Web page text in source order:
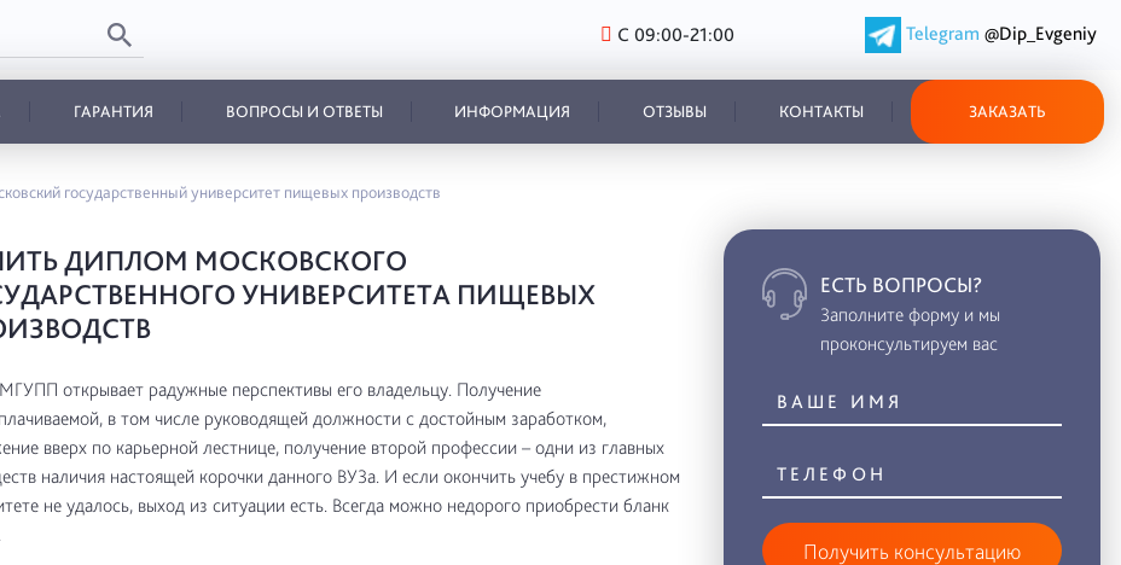
С 09:00-21:00 Telegram @Dip_Evgeniy
ГАРАНТИЯ ВОПРОСЫ И ОТВЕТЫ ИНФОРМАЦИЯ ОТЗЫВЫ КОНТАКТЫ ЗАКАЗАТЬ
государственный университет пищевых производств
ДИПЛОМ МОСКОВСКОГО
УНИВЕРСИТЕТА ПИЩЕВЫХ
открывает радужные перспективы его владельцу. Получение
в том числе руководящей должности с достойным заработком,
вверх по карьерной лестнице, получение второй профессии – одни из главных
наличия настоящей корочки данного ВУЗа. И если окончить учебу в престижном
не удалось, выход из ситуации есть. Всегда можно недорого приобрести бланк
ЕСТЬ ВОПРОСЫ?
Заполните форму и мы
проконсультируем вас
Получить консультацию